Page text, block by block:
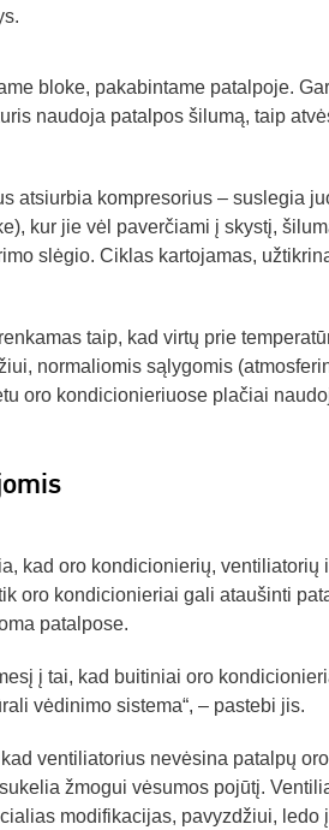
bloke, pakabintame patalpoje.
naudoja patalpos šilumą, taip
atsiurbia kompresorius – suslegia
kur jie vėl paverčiami į skystį,
slėgio. Ciklas kartojamas,
taip, kad virtų prie
normaliomis sąlygomis
oro kondicionieriuose plačiai
kad oro kondicionierių, ventiliatorių
oro kondicionieriai gali ataušinti
patalpose.
į tai, kad buitiniai oro
vėdinimo sistema“, – pastebi jis.
ventiliatorius nevėsina patalpų
žmogui vėsumos pojūtį.
modifikacijas, pavyzdžiui, ledo